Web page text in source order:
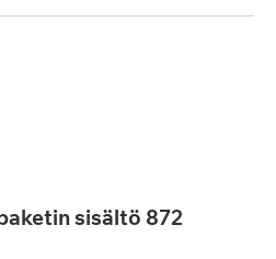
sisältö 872